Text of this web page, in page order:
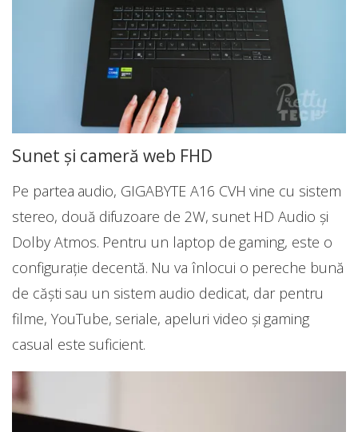
Sunet și cameră web FHD
Pe partea audio, GIGABYTE A16 CVH vine cu sistem
stereo, două difuzoare de 2W, sunet HD Audio și
Dolby Atmos. Pentru un laptop de gaming, este o
configurație decentă. Nu va înlocui o pereche bună
de căști sau un sistem audio dedicat, dar pentru
filme, YouTube, seriale, apeluri video și gaming
casual este suficient.